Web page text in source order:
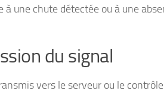
une chute détectée ou à une
du signal
vers le serveur ou le